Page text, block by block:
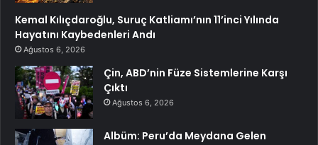
Kemal Kılıçdaroğlu, Suruç Katliamı’nın 11’inci Yılında
Hayatını Kaybedenleri Andı
Ağustos 6, 2026
Çin, ABD’nin Füze Sistemlerine Karşı
Çıktı
Ağustos 6, 2026
Albüm: Peru’da Meydana Gelen